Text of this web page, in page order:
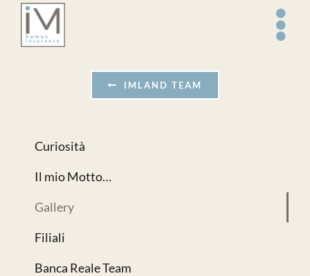
Salta
contenuto
IMLAND TEAM
Curiosità
Il mio Motto…
Gallery
Filiali
Banca Reale Team